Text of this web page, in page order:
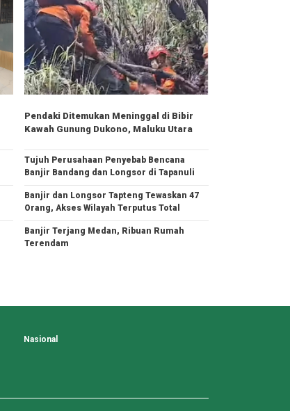
Pendaki Ditemukan Meninggal di Bibir
Kawah Gunung Dukono, Maluku Utara
Tujuh Perusahaan Penyebab Bencana
Banjir Bandang dan Longsor di Tapanuli
Banjir dan Longsor Tapteng Tewaskan 47
Orang, Akses Wilayah Terputus Total
Banjir Terjang Medan, Ribuan Rumah
Terendam
Nasional